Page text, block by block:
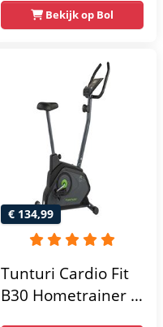
Weerstandniveau's
- Verstelbaar zadel
Tablethouder -
Max. 120 kg
Gebruikersgewicht
- Fitnessfiets
Bekijk op Bol
€ 134,99
Tunturi Cardio Fit
B30 Hometrainer -